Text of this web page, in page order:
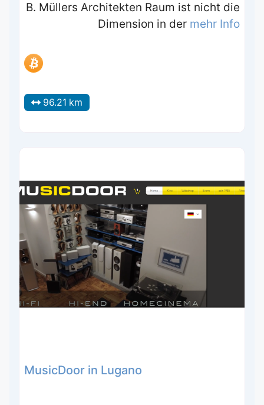
B. Müllers Architekten Raum ist nicht die
Dimension in der mehr Info
96.21 km
MusicDoor in Lugano